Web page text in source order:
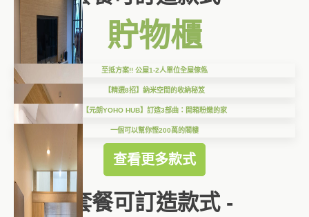
貯物櫃
至抵方案!! 公屋1-2人單位全屋傢俬
【精選8招】納米空間的收納秘笈
【元朗YOHO HUB】訂造3部曲：開箱粉嫩的家
一個可以幫你慳200萬的閣樓
查看更多款式
套餐可訂造款式 -